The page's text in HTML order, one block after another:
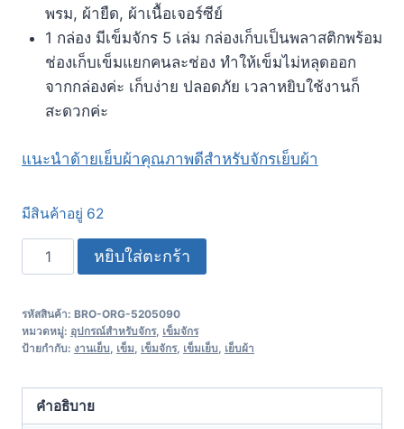
พรม, ผ้ายืด, ผ้าเนื้อเจอร์ซีย์
1 กล่อง มีเข็มจักร 5 เล่ม กล่องเก็บเป็นพลาสติกพร้อม
ช่องเก็บเข็มแยกคนละช่อง ทำให้เข็มไม่หลุดออก
จากกล่องค่ะ เก็บง่าย ปลอดภัย เวลาหยิบใช้งานก็
สะดวกค่ะ
แนะนำด้ายเย็บผ้าคุณภาพดีสำหรับจักรเย็บผ้า
มีสินค้าอยู่ 62
หยิบใส่ตะกร้า
รหัสสินค้า: BRO-ORG-5205090
หมวดหมู่: อุปกรณ์สำหรับจักร, เข็มจักร
ป้ายกำกับ: งานเย็บ, เข็ม, เข็มจักร, เข็มเย็บ, เย็บผ้า
คำอธิบาย